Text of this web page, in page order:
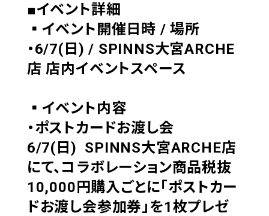
■イベント詳細
▪イベント開催日時 / 場所
・6/7(日) / SPINNS大宮ARCHE
店 店内イベントスペース
▪イベント内容
・ポストカードお渡し会
6/7(日) SPINNS大宮ARCHE店
にて、コラボレーション商品税抜
10,000円購入ごとに「ポストカー
ドお渡し会参加券」を1枚プレゼ